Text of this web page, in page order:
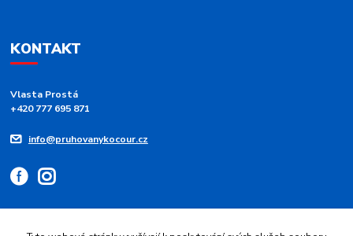
KONTAKT
Vlasta Prostá
+420 777 695 871
info@pruhovanykocour.cz